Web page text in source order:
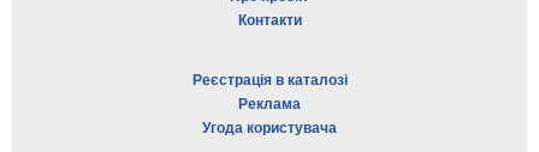
Контакти
Реєстрація в каталозі
Реклама
Угода користувача